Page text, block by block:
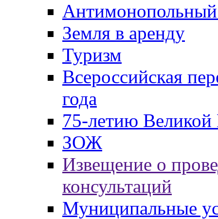
Антимонопольный
Земля в аренду
Туризм
Всероссийская
года
75-летию
ЗОЖ
Извещение о
консультаций
Муниципальные